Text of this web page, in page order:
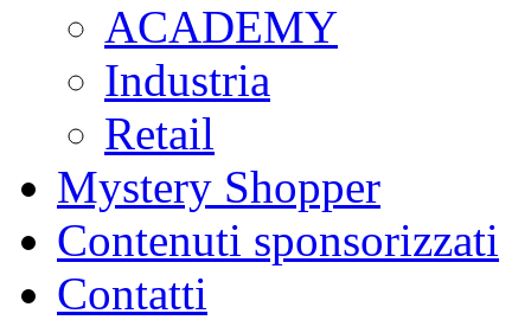
ACADEMY
Industria
Retail
Mystery Shopper
Contenuti sponsorizzati
Contatti